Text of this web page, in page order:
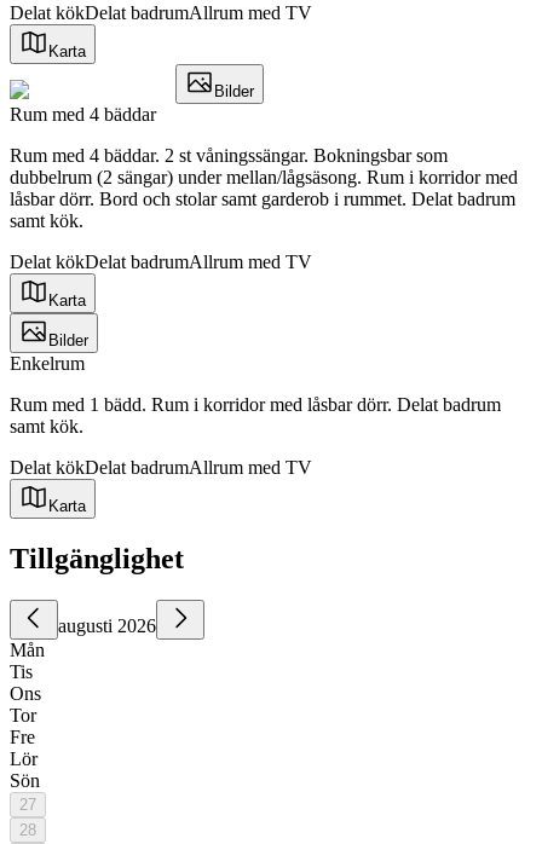
Delat kökDelat badrumAllrum med TV
Karta
Bilder
Rum med 4 bäddar
Rum med 4 bäddar. 2 st våningssängar. Bokningsbar som
dubbelrum (2 sängar) under mellan/lågsäsong. Rum i korridor med
låsbar dörr. Bord och stolar samt garderob i rummet. Delat badrum
samt kök.
Delat kökDelat badrumAllrum med TV
Karta
Bilder
Enkelrum
Rum med 1 bädd. Rum i korridor med låsbar dörr. Delat badrum
samt kök.
Delat kökDelat badrumAllrum med TV
Karta
Tillgänglighet
augusti 2026
Mån
Tis
Ons
Tor
Fre
Lör
Sön
27
28